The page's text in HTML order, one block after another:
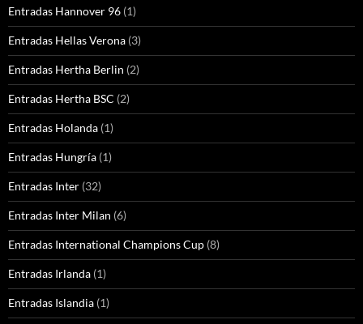
Entradas Hannover 96 (1)
Entradas Hellas Verona (3)
Entradas Hertha Berlin (2)
Entradas Hertha BSC (2)
Entradas Holanda (1)
Entradas Hungría (1)
Entradas Inter (32)
Entradas Inter Milan (6)
Entradas International Champions Cup (8)
Entradas Irlanda (1)
Entradas Islandia (1)